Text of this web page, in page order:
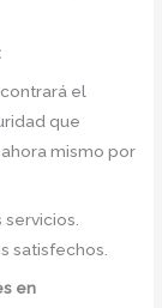
el
que
mismo por
satisfechos.
en